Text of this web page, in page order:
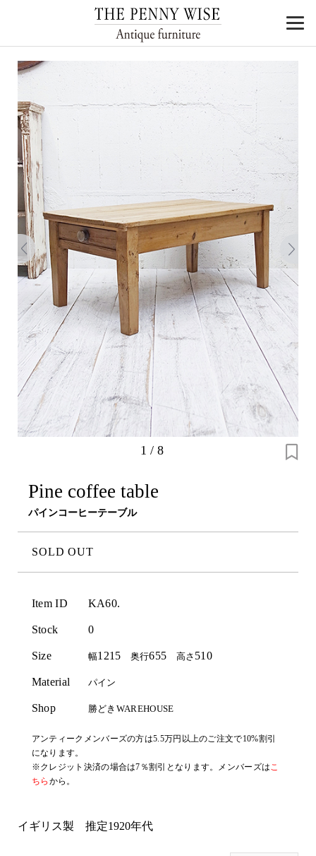
1 / 8
Pine coffee table
パインコーヒーテーブル
SOLD OUT
Item ID KA60.
Stock 0
Size 幅1215 奥行655 高さ 510
Material パイン
Shop 勝どきWAREHOUSE
アンティークメンバーズの方は5.5万円以上のご注文で10%割引
になります。
※クレジット決済の場合は7％割引となります。メンバーズはこ
ちら から。
イギリス製 推定1920年代